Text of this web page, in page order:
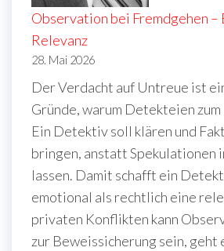
Observation bei Fremdgehen –
Relevanz
28. Mai 2026
Der Verdacht auf Untreue ist
Gründe, warum Detekteien zum
Ein Detektiv soll klären und
bringen, anstatt Spekulationen
lassen. Damit schafft ein
emotional als rechtlich eine
privaten Konflikten kann
zur Beweissicherung sein,